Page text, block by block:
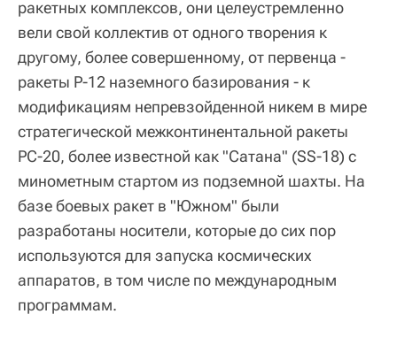
ракетных комплексов, они целеустремленно
вели свой коллектив от одного творения к
другому, более совершенному, от первенца -
ракеты Р-12 наземного базирования - к
модификациям непревзойденной никем в мире
стратегической межконтинентальной ракеты
РС-20, более известной как "Сатана" (SS-18) с
минометным стартом из подземной шахты. На
базе боевых ракет в "Южном" были
разработаны носители, которые до сих пор
используются для запуска космических
аппаратов, в том числе по международным
программам.